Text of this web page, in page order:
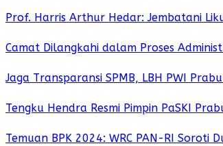
Prof. Harris Arthur Hedar: Jembatani
Camat Dilangkahi dalam Proses
Jaga Transparansi SPMB, LBH PWI
Tengku Hendra Resmi Pimpin PaSKI
Temuan BPK 2024: WRC PAN-RI Soroti